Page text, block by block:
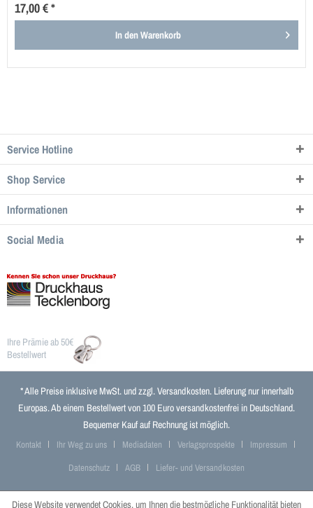
17,00 € *
In denWarenkorb
Service Hotline
Shop Service
Informationen
Social Media
Ihre Prämie ab 50€
Bestellwert
* Alle Preise inklusive MwSt. und zzgl.Versandkosten. Lieferung nur innerhalb
Europas. Ab einem Bestellwert von 100 Euro versandkostenfrei in Deutschland.
Bequemer Kauf auf Rechnung ist möglich.
Kontakt Ihr Weg zu uns Mediadaten Verlagsprospekte
Impressum
Datenschutz
AGB Liefer- und Versandkosten
Diese Website verwendet Cookies, um Ihnen die bestmögliche Funktionalität bieten